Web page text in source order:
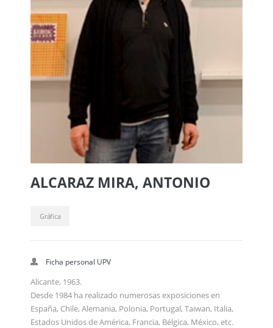
ALCARAZ MIRA, ANTONIO
Gráfica
Ficha personal UPV
Alicante, 1963.
Desde 1984 ha realizado numerosas exposiciones en
España, Chile, Alemania, Polonia, Portugal, Taiwan, Italia,
Estados Unidos de América, Francia, Bélgica, México, etc.